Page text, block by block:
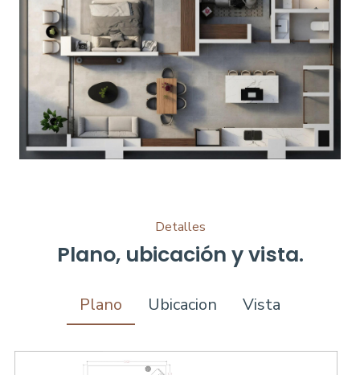
Detalles
Plano, ubicación y vista.
Plano Ubicacion Vista